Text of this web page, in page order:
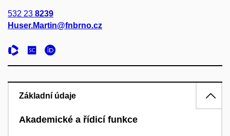
532 23 8239
Huser.Martin@fnbrno.cz
Základní údaje
Akademické a řídicí funkce